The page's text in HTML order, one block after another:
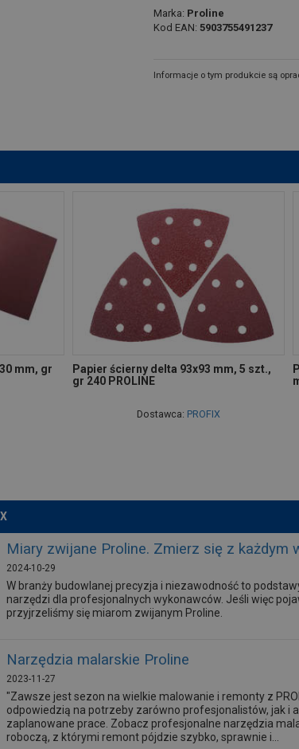
Marka: Proline
Kod EAN: 5903755491237
Informacje o tym produkcie są
mm, gr
Papier ścierny delta 93x93 mm, 5 szt.,
gr 240 PROLINE
Dostawca: PROFIX
Miary zwijane Proline. Zmierz się z każdym
2024-10-29
W branży budowlanej precyzja i niezawodność to
narzędzi dla profesjonalnych wykonawców. Jeśli więc
przyjrzeliśmy się miarom zwijanym Proline.
Narzędzia malarskie Proline
2023-11-27
"Zawsze jest sezon na wielkie malowanie i remonty z
odpowiedzią na potrzeby zarówno profesjonalistów, jak i
zaplanowane prace. Zobacz profesjonalne narzędzia
roboczą, z którymi remont pójdzie szybko, sprawnie i...